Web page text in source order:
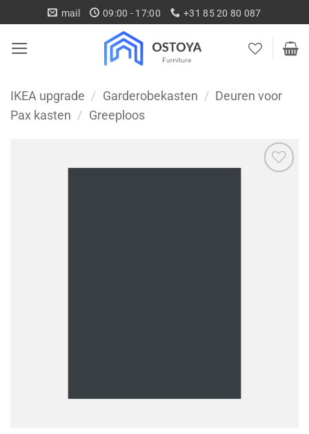
naar
inhoud
mail 09:00 - 17:00 +31 85 20 80 087
IKEA upgrade / Garderobekasten /
Deuren voor
Pax kasten / Greeploos